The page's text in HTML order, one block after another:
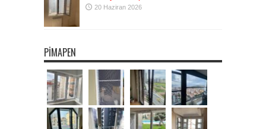
20 Haziran 2026
PIMAPEN